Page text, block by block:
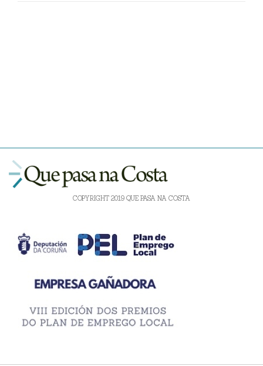
COPYRIGHT 2019 QUE PASA NA COSTA